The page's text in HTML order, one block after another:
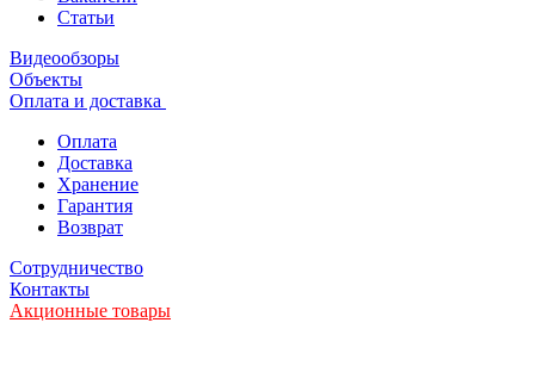
Статьи
Видеообзоры
Объекты
Оплата и доставка
Оплата
Доставка
Хранение
Гарантия
Возврат
Сотрудничество
Контакты
Акционные товары